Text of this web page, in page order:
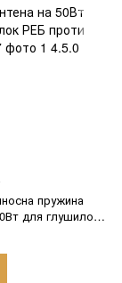
пружина
для глушилок